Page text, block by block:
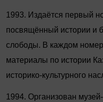
1993. Издаётся первый
посвящённый истории и
слободы. В каждом
материалы по истории
историко-культурного
1994. Организован